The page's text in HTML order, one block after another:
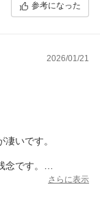
参考になった
2026/01/21
いです。
です。
した。とても飲
さらに表示